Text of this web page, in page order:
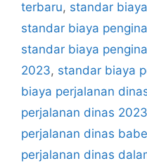
terbaru, standar
standar biaya
standar biaya
2023, standar biaya
biaya perjalanan
perjalanan dinas 2023
perjalanan dinas
perjalanan dinas